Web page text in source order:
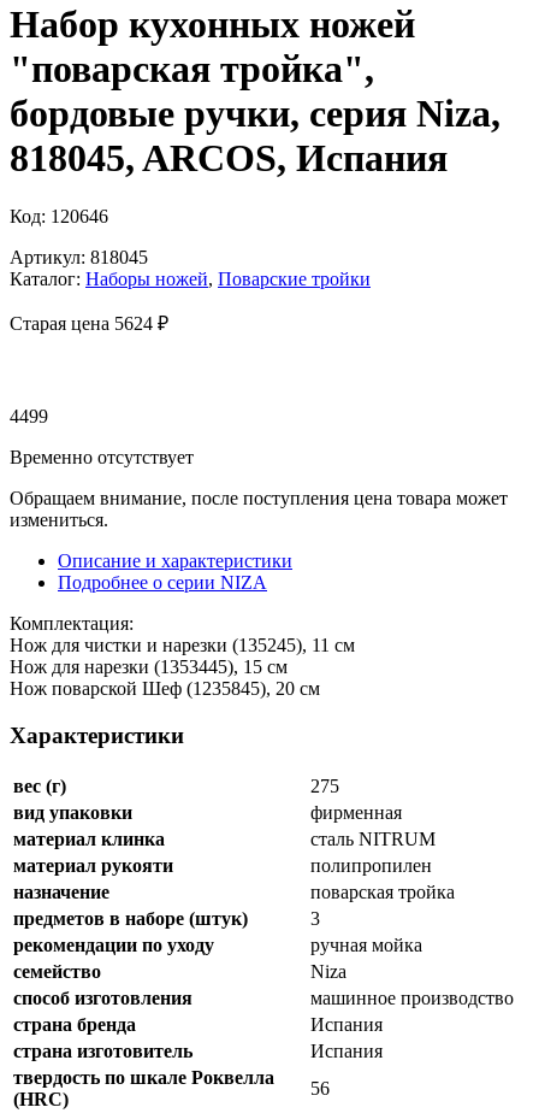
Набор кухонных ножей
"поварская тройка",
бордовые ручки, серия Niza,
818045, ARCOS, Испания
Код: 120646
Артикул: 818045
Каталог: Наборы ножей, Поварские тройки
Старая цена 5624 ₽
4499
Временно отсутствует
Обращаем внимание, после поступления цена товара может
измениться.
Описание и характеристики
Подробнее о серии NIZA
Комплектация:
Нож для чистки и нарезки (135245), 11 см
Нож для нарезки (1353445), 15 см
Нож поварской Шеф (1235845), 20 см
Характеристики
вес (г)
275
вид упаковки
фирменная
материал клинка
сталь NITRUM
материал рукояти
полипропилен
назначение
поварская тройка
предметов в наборе (штук)
3
рекомендации по уходу
ручная мойка
семейство
Niza
способ изготовления
машинное производство
страна бренда
Испания
страна изготовитель
Испания
твердость по шкале Роквелла
(HRC)
56